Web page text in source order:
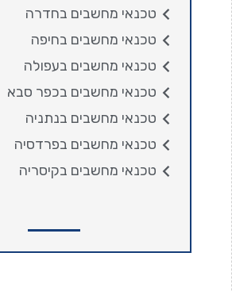
טכנאי מחשבים בחדרה
טכנאי מחשבים בחיפה
טכנאי מחשבים בעפולה
טכנאי מחשבים בכפר סבא
טכנאי מחשבים בנתניה
טכנאי מחשבים בפרדסיה
טכנאי מחשבים בקיסריה